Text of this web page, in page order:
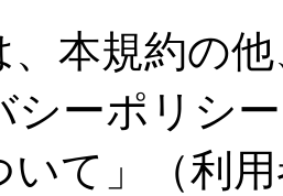
、本規約の
シーポリシ
いて」（利